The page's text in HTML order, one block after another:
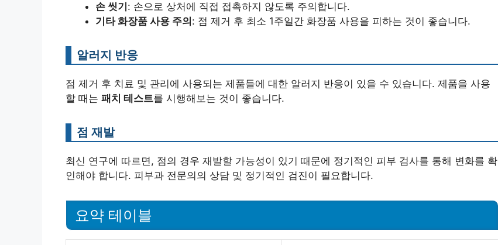
손 씻기 : 손으로 상처에 직접 접촉하지 않도록 주의합니다.
기타 화장품 사용 주의 : 점 제거 후 최소 1주일간 화장품 사용을 피하는 것이 좋습니다.
알러지 반응
점 제거 후 치료 및 관리에 사용되는 제품들에 대한 알러지 반응이 있을 수 있습니다. 제품을 사용
할 때는 패치 테스트를 시행해보는 것이 좋습니다.
점 재발
최신 연구에 따르면, 점의 경우 재발할 가능성이 있기 때문에 정기적인 피부 검사를 통해 변화를 확
인해야 합니다. 피부과 전문의의 상담 및 정기적인 검진이 필요합니다.
요약 테이블